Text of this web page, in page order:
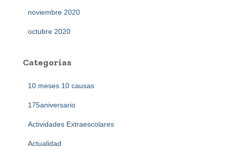
noviembre 2020
octubre 2020
Categorías
10 meses 10 causas
175aniversario
Actividades Extraescolares
Actualidad